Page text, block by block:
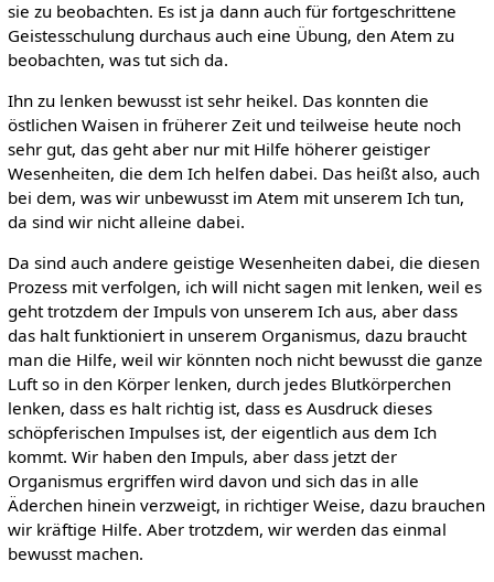
sie zu beobachten. Es ist ja dann auch für fortgeschrittene
Geistesschulung durchaus auch eine Übung, den Atem zu
beobachten, was tut sich da.
Ihn zu lenken bewusst ist sehr heikel. Das konnten die
östlichen Waisen in früherer Zeit und teilweise heute noch
sehr gut, das geht aber nur mit Hilfe höherer geistiger
Wesenheiten, die dem Ich helfen dabei. Das heißt also, auch
bei dem, was wir unbewusst im Atem mit unserem Ich tun,
da sind wir nicht alleine dabei.
Da sind auch andere geistige Wesenheiten dabei, die diesen
Prozess mit verfolgen, ich will nicht sagen mit lenken, weil es
geht trotzdem der Impuls von unserem Ich aus, aber dass
das halt funktioniert in unserem Organismus, dazu braucht
man die Hilfe, weil wir könnten noch nicht bewusst die ganze
Luft so in den Körper lenken, durch jedes Blutkörperchen
lenken, dass es halt richtig ist, dass es Ausdruck dieses
schöpferischen Impulses ist, der eigentlich aus dem Ich
kommt. Wir haben den Impuls, aber dass jetzt der
Organismus ergriffen wird davon und sich das in alle
Äderchen hinein verzweigt, in richtiger Weise, dazu brauchen
wir kräftige Hilfe. Aber trotzdem, wir werden das einmal
bewusst machen.